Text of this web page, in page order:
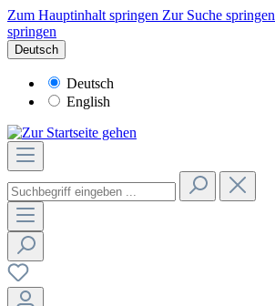
Zum Hauptinhalt springen Zur Suche springen
springen
Deutsch
Deutsch
English